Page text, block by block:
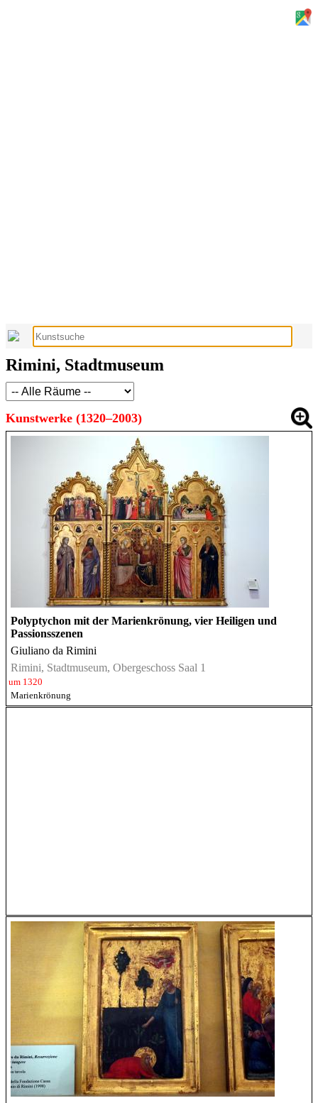
Rimini, Stadtmuseum
Kunstwerke (1320–2003)
Polyptychon mit der Marienkrönung, vier Heiligen und
Passionsszenen
Giuliano da Rimini
Rimini, Stadtmuseum, Obergeschoss Saal 1
um 1320
Marienkrönung